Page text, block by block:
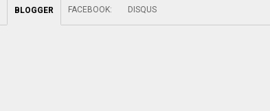
BLOGGER FACEBOOK: DISQUS